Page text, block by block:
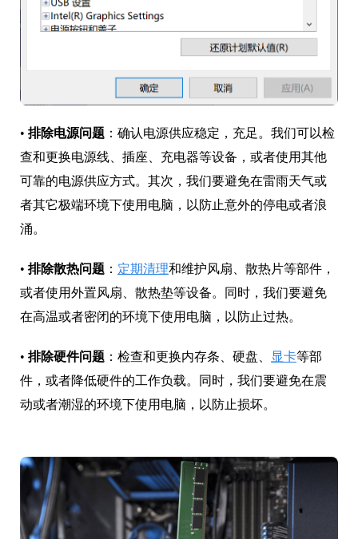
• 排除电源问题 ：确认电源供应稳定，充足。我们可以检
查和更换电源线、插座、充电器等设备，或者使用其他
可靠的电源供应方式。其次，我们要避免在雷雨天气或
者其它极端环境下使用电脑，以防止意外的停电或者浪
涌。
• 排除散热问题 ： 定期清理和维护风扇、散热片等部件，
或者使用外置风扇、散热垫等设备。同时，我们要避免
在高温或者密闭的环境下使用电脑，以防止过热。
• 排除硬件问题 ：检查和更换内存条、硬盘、 显卡等部
件，或者降低硬件的工作负载。同时，我们要避免在震
动或者潮湿的环境下使用电脑，以防止损坏。